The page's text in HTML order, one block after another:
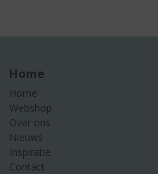
Home
Home
Webshop
Over ons
Nieuws
Inspiratie
Contact